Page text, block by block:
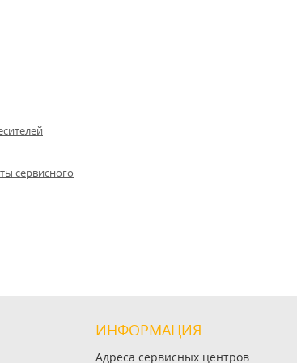
сервисного
ИНФОРМАЦИЯ
Адреса сервисных центров